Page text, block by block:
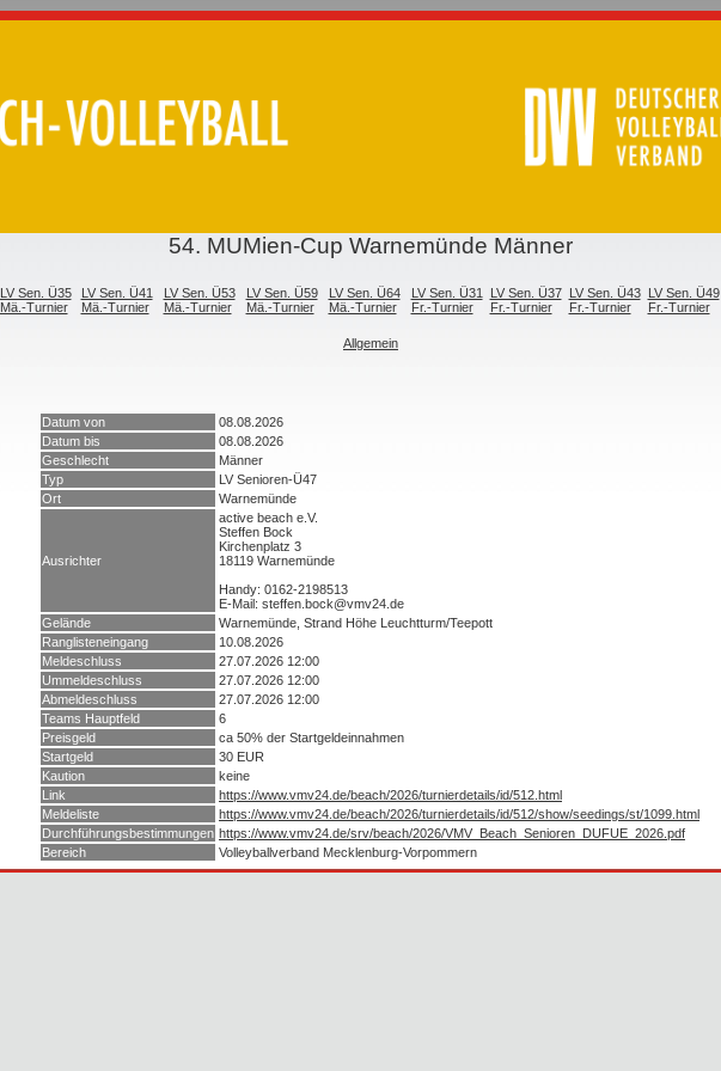
54. MUMien-Cup Warnemünde Männer
LV Sen. Ü35
Mä.-Turnier
LV Sen. Ü41
Mä.-Turnier
LV Sen. Ü53
Mä.-Turnier
LV Sen. Ü59
Mä.-Turnier
LV Sen. Ü64
Mä.-Turnier
LV Sen. Ü31
Fr.-Turnier
LV Sen. Ü37
Fr.-Turnier
LV Sen. Ü43
Fr.-Turnier
LV Sen. Ü49
Fr.-Turnier
Allgemein
Datum von
08.08.2026
Datum bis
08.08.2026
Geschlecht
Männer
Typ
LV Senioren-Ü47
Ort
Warnemünde
Ausrichter
active beach e.V.
Steffen Bock
Kirchenplatz 3
18119 Warnemünde
Handy: 0162-2198513
E-Mail: steffen.bock@vmv24.de
Gelände
Warnemünde, Strand Höhe Leuchtturm/Teepott
Ranglisteneingang
10.08.2026
Meldeschluss
27.07.2026 12:00
Ummeldeschluss
27.07.2026 12:00
Abmeldeschluss
27.07.2026 12:00
Teams Hauptfeld
6
Preisgeld
ca 50% der Startgeldeinnahmen
Startgeld
30 EUR
Kaution
keine
Link
https://www.vmv24.de/beach/2026/turnierdetails/id/512.html
Meldeliste
https://www.vmv24.de/beach/2026/turnierdetails/id/512/show/seedings/st/1099.html
Durchführungsbestimmungen https://www.vmv24.de/srv/beach/2026/VMV_Beach_Senioren_DUFUE_2026.pdf
Bereich
Volleyballverband Mecklenburg-Vorpommern